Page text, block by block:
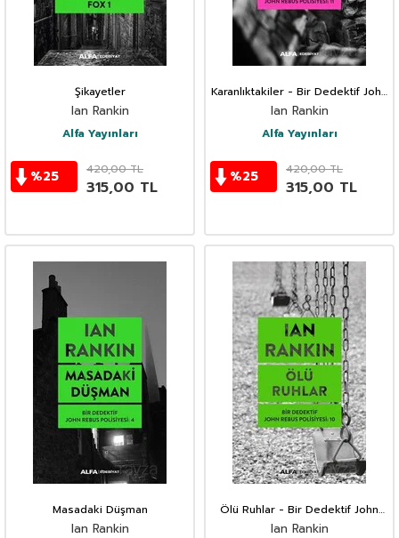
Şikayetler
Ian Rankin
Alfa Yayınları
%25 420,00TL
315,00 TL
Karanlıktakiler - Bir Dedektif John
Rebus Polisiyesi: 11
Ian Rankin
Alfa Yayınları
%25 420,00TL
315,00 TL
Masadaki Düşman
Ian Rankin
Ölü Ruhlar - Bir Dedektif John
Rebus Polisiyesi: 10
Ian Rankin